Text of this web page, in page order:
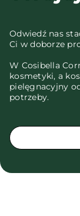
Odwiedź nas
Ci w doborze
W Cosibella
kosmetyki, a
pielęgnacyjny
potrzeby.